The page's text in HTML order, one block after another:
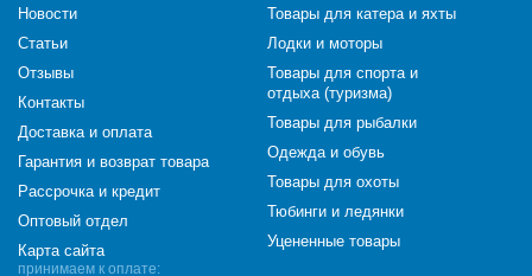
принимаем к оплате:
Новости
Статьи
Отзывы
Контакты
Доставка и оплата
Гарантия и возврат товара
Рассрочка и кредит
Оптовый отдел
Карта сайта
Товары для катера и яхты
Лодки и моторы
Товары для спорта и
отдыха (туризма)
Товары для рыбалки
Одежда и обувь
Товары для охоты
Тюбинги и ледянки
Уцененные товары